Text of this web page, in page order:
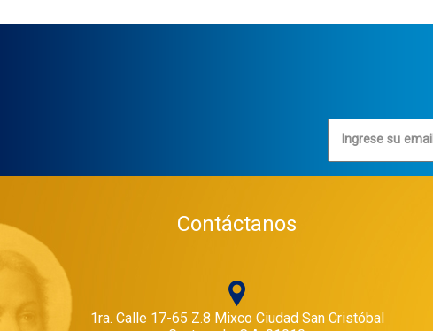
Ingrese su email
Contáctanos
1ra. Calle 17-65 Z.8 Mixco Ciudad San Cristóbal